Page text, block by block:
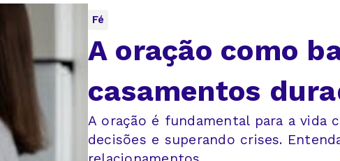
Fé
A oração como
casamentos
A oração é fundamental para a vida
decisões e superando crises.